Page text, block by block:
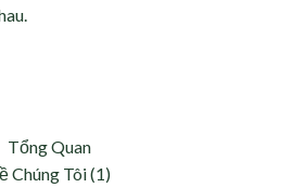
Tổng Quan
Chúng Tôi (1)